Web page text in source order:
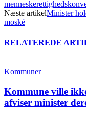
Næste artikelMinister
moské
RELATEREDE
Kommuner
Kommune ville
afviser minister